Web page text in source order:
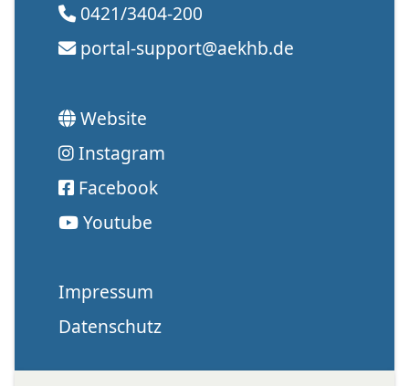
0421/3404-200
portal-support@aekhb.de
Website
Instagram
Facebook
Youtube
Impressum
Datenschutz